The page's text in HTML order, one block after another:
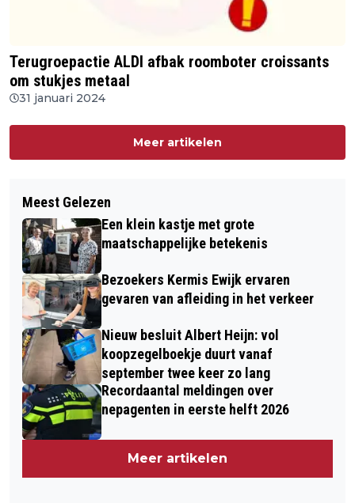
Terugroepactie ALDI afbak roomboter croissants
om stukjes metaal
31 januari 2024
Meer artikelen
Meest Gelezen
Een klein kastje met grote
maatschappelijke betekenis
Bezoekers Kermis Ewijk ervaren
gevaren van afleiding in het verkeer
Nieuw besluit Albert Heijn: vol
koopzegelboekje duurt vanaf
september twee keer zo lang
Recordaantal meldingen over
nepagenten in eerste helft 2026
Meer artikelen